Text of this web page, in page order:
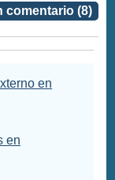
comentario (8)
en
en